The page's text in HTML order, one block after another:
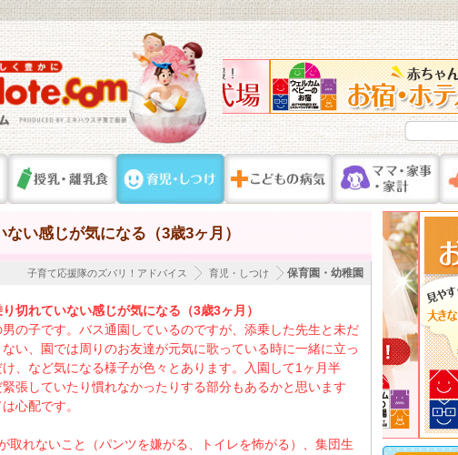
い感じが気になる（3歳3ヶ月）
保育園・幼稚園
育児・しつけ
子育て応援隊のズバリ！アドバイス
切れていない感じが気になる（3歳3ヶ月）
の子です。バス通園しているのですが、添乗した先生と未だ
い、園では周りのお友達が元気に歌っている時に一緒に立っ
、など気になる様子が色々とあります。入園して1ヶ月半
張していたり慣れなかったりする部分もあるかと思います
心配です。
取れないこと（パンツを嫌がる、トイレを怖がる）、集団生